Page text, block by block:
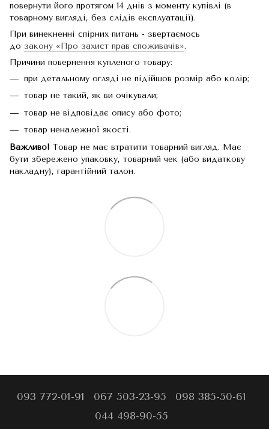
повернути його протягом 14 днів з моменту купівлі (в
товарному вигляді, без слідів експлуатації).
При винекненні спірних питань - звертаємось
до закону «Про захист прав споживачів».
Причини повернення купленого товару:
при детальному огляді не підійшов розмір або колір;
товар не такий, як ви очікували;
товар не відповідає опису або фото;
товар неналежної якості.
Важливо! Товар не має втратити товарний вигляд. Має
бути збережено упаковку, товарний чек (або видаткову
накладну), гарантійний талон.
093 772-01-91 067 503-23-95
098 385-50-61
044 498-90-55